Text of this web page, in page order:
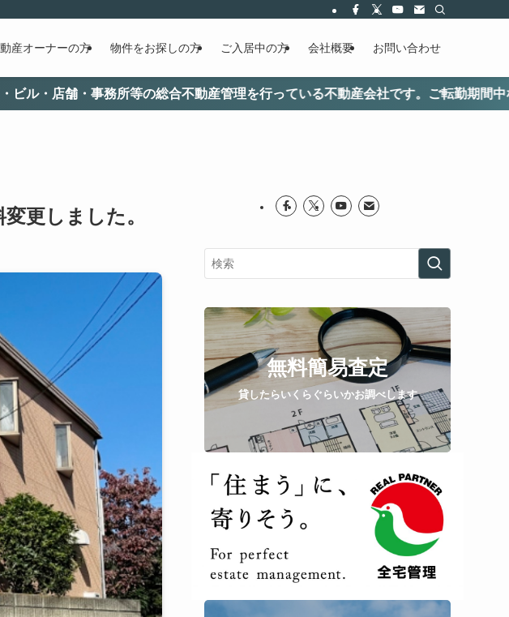
産オーナーの方 物件をお探しの方 ご入居中の方 会社概要 お問い合わせ
等の総合不動産管理を行っている不動産会社です。ご転勤期間中などのリロケーシ
更しました。
無料簡易査定
貸したらいくらぐらいかお調べします